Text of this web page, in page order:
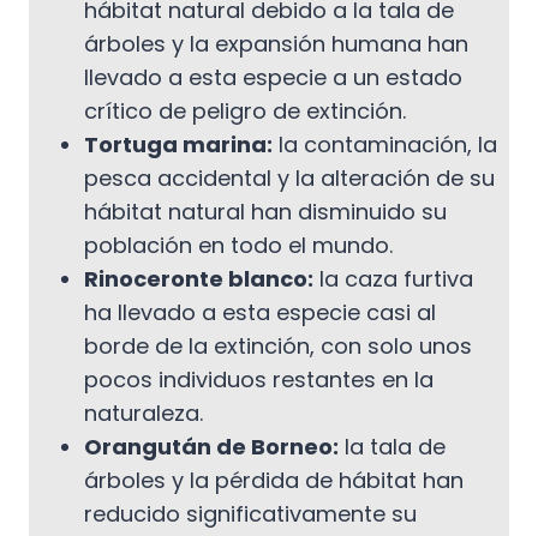
hábitat natural debido a la tala de
árboles y la expansión humana han
llevado a esta especie a un estado
crítico de peligro de extinción.
Tortuga marina: la contaminación, la
pesca accidental y la alteración de su
hábitat natural han disminuido su
población en todo el mundo.
Rinoceronte blanco: la caza furtiva
ha llevado a esta especie casi al
borde de la extinción, con solo unos
pocos individuos restantes en la
naturaleza.
Orangután de Borneo: la tala de
árboles y la pérdida de hábitat han
reducido significativamente su